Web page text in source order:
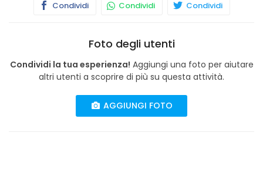
Condividi Condividi Condividi
Foto degli utenti
Condividi la tua esperienza! Aggiungi una foto per aiutare
altri utenti a scoprire di più su questa attività.
AGGIUNGI FOTO